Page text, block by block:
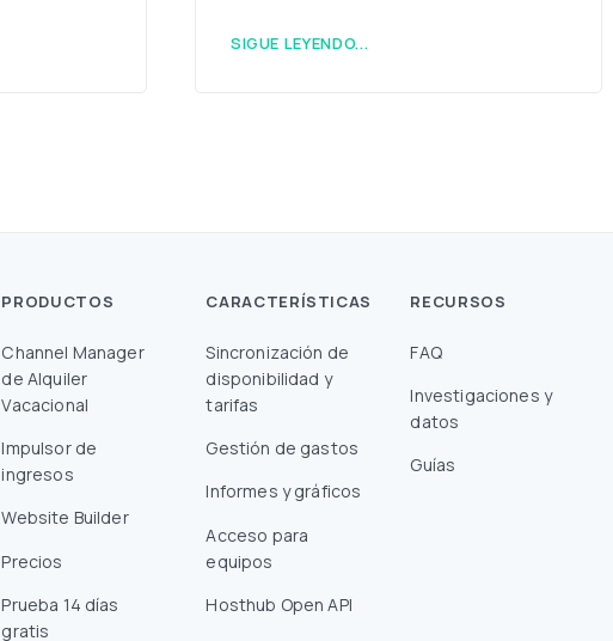
SIGUE LEYENDO...
PRODUCTOS
Channel Manager
de Alquiler
Vacacional
Impulsor de
ingresos
Website Builder
Precios
Prueba 14 días
gratis
CARACTERÍSTICAS
Sincronización de
disponibilidad y
tarifas
Gestión de gastos
Informes y gráficos
Acceso para
equipos
Hosthub Open API
RECURSOS
FAQ
Investigaciones y
datos
Guías